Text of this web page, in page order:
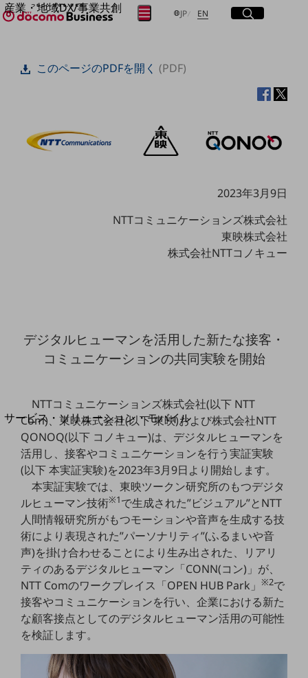
産業・地域DX/事業共創
OPEN HUB for Plural Futures
OPEN HUB for Plural Futuresとは
Smart World
LGPF(Local Government Platform)
サービス・ソリューション・モバイル
サービス・ソリューションTOP
DXに関する課題を解決する
サービス・ソリューションをご紹介
カテゴリーで探す
カテゴリーで探すTOP
ネットワーク・モバイル
クラウド・データセンター
電話・映像コミュニケーション
セキュリティ
JP日本語
EN Englishサイト内検索
開く
メニュー
開く
フリーワードを入力して探す
フリーワードでNTTドコモビジネスの
取り組みを検索
検索する
このページのPDFを開く(PDF)
2023年3月9日
NTTコミュニケーションズ株式会社
東映株式会社
株式会社NTTコノキュー
デジタルヒューマンを活用した新たな接客・
コミュニケーションの共同実験を開始
NTTコミュニケーションズ株式会社(以下 NTT
Com)、東映株式会社(以下 東映)および株式会社NTT
QONOQ(以下 コノキュー)は、デジタルヒューマンを
活用し、接客やコミュニケーションを行う実証実験
(以下 本実証実験)を2023年3月9日より開始します。
本実証実験では、東映ツークン研究所のもつデジタ
ルヒューマン技術※1で生成された”ビジュアル”とNTT
人間情報研究所がもつモーションや音声を生成する技
術により表現された”パーソナリティ”(ふるまいや音
声)を掛け合わせることにより生み出された、リアリ
ティのあるデジタルヒューマン「CONN(コン)」が、
NTT Comのワークプレイス「OPEN HUB Park」※2で
接客やコミュニケーションを行い、企業における新た
な顧客接点としてのデジタルヒューマン活用の可能性
を検証します。